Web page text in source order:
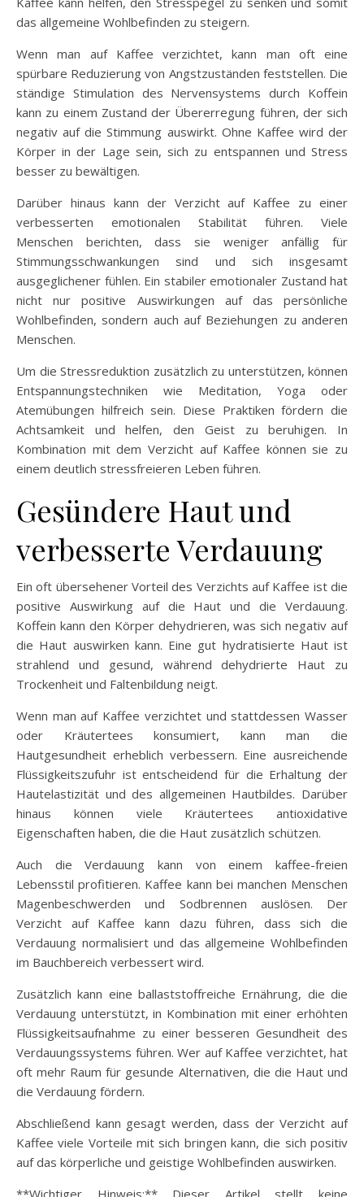
das allgemeine Wohlbefinden zu steigern.
Wenn man auf Kaffee verzichtet, kann man oft eine
spürbare Reduzierung von Angstzuständen feststellen. Die
ständige Stimulation des Nervensystems durch Koffein
kann zu einem Zustand der Übererregung führen, der sich
negativ auf die Stimmung auswirkt. Ohne Kaffee wird der
Körper in der Lage sein, sich zu entspannen und Stress
besser zu bewältigen.
Darüber hinaus kann der Verzicht auf Kaffee zu einer
verbesserten emotionalen Stabilität führen. Viele
Menschen berichten, dass sie weniger anfällig für
Stimmungsschwankungen sind und sich insgesamt
ausgeglichener fühlen. Ein stabiler emotionaler Zustand hat
nicht nur positive Auswirkungen auf das persönliche
Wohlbefinden, sondern auch auf Beziehungen zu anderen
Menschen.
Um die Stressreduktion zusätzlich zu unterstützen, können
Entspannungstechniken wie Meditation, Yoga oder
Atemübungen hilfreich sein. Diese Praktiken fördern die
Achtsamkeit und helfen, den Geist zu beruhigen. In
Kombination mit dem Verzicht auf Kaffee können sie zu
einem deutlich stressfreieren Leben führen.
Gesündere Haut und
verbesserte Verdauung
Ein oft übersehener Vorteil des Verzichts auf Kaffee ist die
positive Auswirkung auf die Haut und die Verdauung.
Koffein kann den Körper dehydrieren, was sich negativ auf
die Haut auswirken kann. Eine gut hydratisierte Haut ist
strahlend und gesund, während dehydrierte Haut zu
Trockenheit und Faltenbildung neigt.
Wenn man auf Kaffee verzichtet und stattdessen Wasser
oder Kräutertees konsumiert, kann man die
Hautgesundheit erheblich verbessern. Eine ausreichende
Flüssigkeitszufuhr ist entscheidend für die Erhaltung der
Hautelastizität und des allgemeinen Hautbildes. Darüber
hinaus können viele Kräutertees antioxidative
Eigenschaften haben, die die Haut zusätzlich schützen.
Auch die Verdauung kann von einem kaffee-freien
Lebensstil profitieren. Kaffee kann bei manchen Menschen
Magenbeschwerden und Sodbrennen auslösen. Der
Verzicht auf Kaffee kann dazu führen, dass sich die
Verdauung normalisiert und das allgemeine Wohlbefinden
im Bauchbereich verbessert wird.
Zusätzlich kann eine ballaststoffreiche Ernährung, die die
Verdauung unterstützt, in Kombination mit einer erhöhten
Flüssigkeitsaufnahme zu einer besseren Gesundheit des
Verdauungssystems führen. Wer auf Kaffee verzichtet, hat
oft mehr Raum für gesunde Alternativen, die die Haut und
die Verdauung fördern.
Abschließend kann gesagt werden, dass der Verzicht auf
Kaffee viele Vorteile mit sich bringen kann, die sich positiv
auf das körperliche und geistige Wohlbefinden auswirken.
**Wichtiger Hinweis:** Dieser Artikel stellt keine